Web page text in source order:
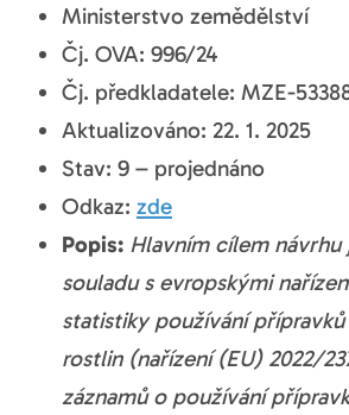
Ministerstvo zemědělství
Čj. OVA: 996/24
Čj. předkladatele: MZE-
Aktualizováno: 22. 1. 2025
Stav: 9 – projednáno
Odkaz: zde
Popis: Hlavním cílem návrhu
souladu s evropskými
statistiky používání přípravků
rostlin (nařízení (EU) 2022/
záznamů o používání